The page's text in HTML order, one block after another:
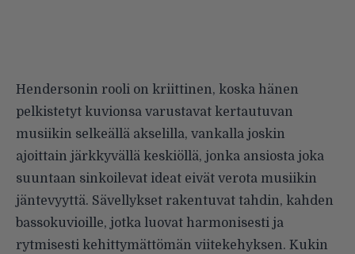
Hendersonin rooli on kriittinen, koska hänen
pelkistetyt kuvionsa varustavat kertautuvan
musiikin selkeällä akselilla, vankalla joskin
ajoittain järkkyvällä keskiöllä, jonka ansiosta joka
suuntaan sinkoilevat ideat eivät verota musiikin
jäntevyyttä. Sävellykset rakentuvat tahdin, kahden
bassokuvioille, jotka luovat harmonisesti ja
rytmisesti kehittymättömän viitekehyksen. Kukin